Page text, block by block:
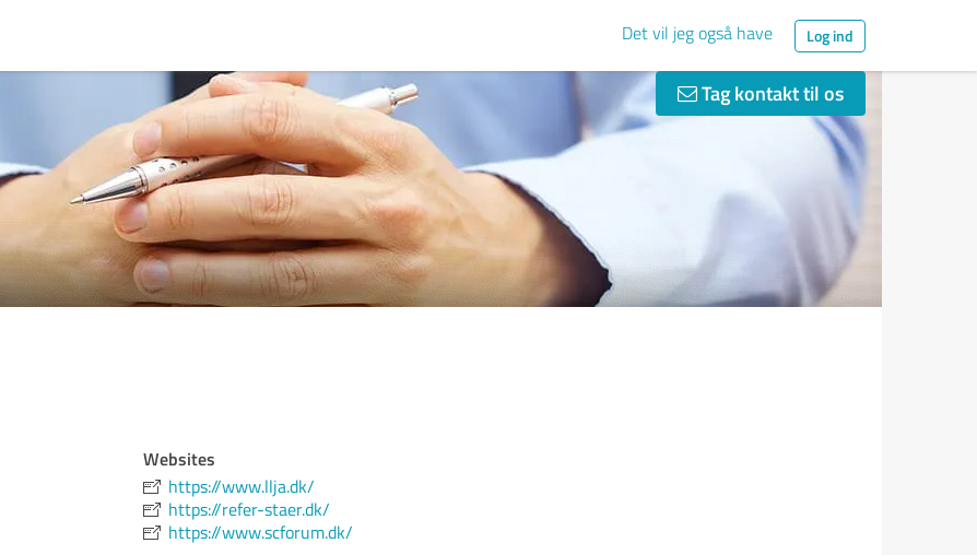
Det vil jeg også have Log ind
Tag kontakt til os
Websites
https://www.llja.dk/
https://refer-staer.dk/
https://www.scforum.dk/